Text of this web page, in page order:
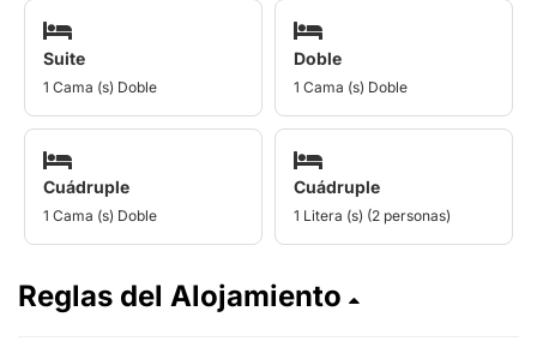
Suite
1 Cama (s) Doble
Doble
1 Cama (s) Doble
Cuádruple
1 Cama (s) Doble
Cuádruple
1 Litera (s) (2 personas)
Reglas del Alojamiento